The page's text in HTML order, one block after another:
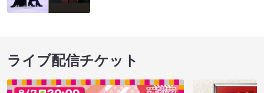
ライブ配信チケット